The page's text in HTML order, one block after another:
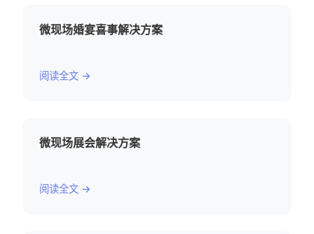
微现场婚宴喜事解决方案
阅读全文 →
微现场展会解决方案
阅读全文 →